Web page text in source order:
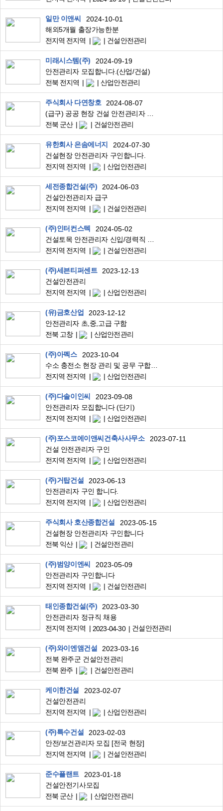
일만 이앤씨
2024-10-01
해외5개월 출장가능한분
전지역 전지역
건설안전관리
미래시스템(주)
2024-09-19
안전관리자 모집합니다.(산업/건설)
전북 전지역
산업안전관리
주식회사 다연창호
2024-08-07
전북 군산
건설안전관리
유한회사 은솜에너지
2024-07-30
건설현장 안전관리자 구인합니다.
전지역 전지역
산업안전관리
세전종합건설(주)
2024-06-03
건설안전관리자 급구
전지역 전지역
건설안전관리
(주)인터컨스텍
2024-05-02
전지역 전지역
건설안전관리
(주)세븐티퍼센트
2023-12-13
건설안전관리
전지역 전지역
산업안전관리
(유)금호산업
2023-12-12
안전관리자 초,중,고급 구함
전북 고창
산업안전관리
(주)아펙스
2023-10-04
전지역 전지역
산업안전관리
(주)다솔이인씨
2023-09-08
안전관리자 모집합니다 (단기)
전지역 전지역
산업안전관리
(주)포스코에이앤씨건축사사무소
2023-07-11
건설 안전관리자 구인
전지역 전지역
산업안전관리
(주)거탑건설
2023-06-13
안전관리자 구인 합니다.
전지역 전지역
산업안전관리
주식회사 호산종합건설
2023-05-15
건설현장 안전관리자 구인합니다
전북 익산
건설안전관리
(주)범양이엔씨
2023-05-09
안전관리자 구인합니다
전지역 전지역
건설안전관리
태인종합건설(주)
2023-03-30
안전관리자 정규직 채용
전지역 전지역
2023-04-30 건설안전관리
(주)와이엔앰건설
2023-03-16
전북 완주군 건설안전관리
전북 완주
건설안전관리
케이한건설
2023-02-07
건설안전관리
전지역 전지역
산업안전관리
(주)특수건설
2023-02-03
안전/보건관리자 모집 [전국 현장]
전지역 전지역
건설안전관리
준수플랜트
2023-01-18
건설안전기사모집
전북 군산
산업안전관리